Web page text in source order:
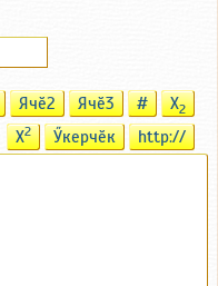
Ячӗ2 Ячӗ3 # X2
X2 Ӳкерчӗк http://